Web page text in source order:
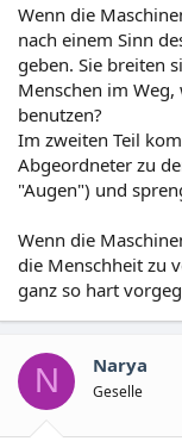
Wenn die
nach einem Sinn
geben. Sie breiten
Menschen im
benutzen?
Im zweiten Teil
Abgeordneter zu
"Augen") und
Wenn die
die Menschheit zu
ganz so hart
N Narya
Geselle